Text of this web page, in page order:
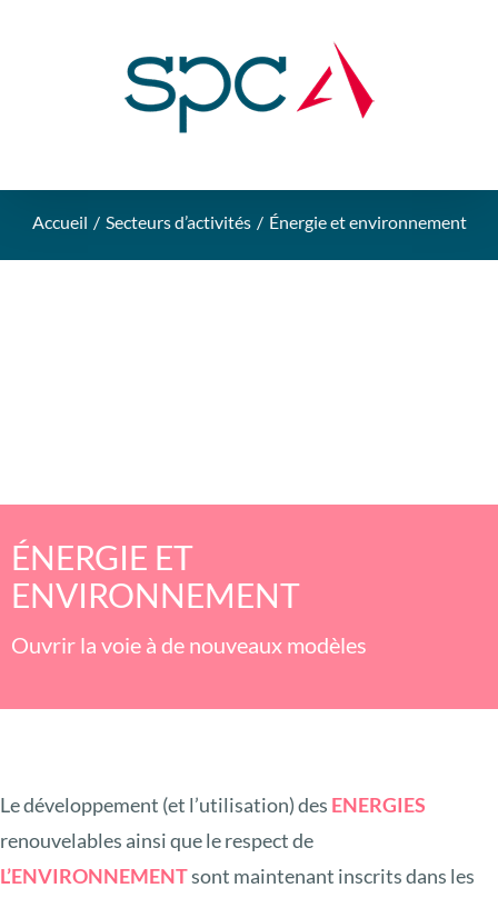
Accueil Secteurs d’activités Énergie et environnement
ÉNERGIE ET
ENVIRONNEMENT
Ouvrir la voie à de nouveaux modèles
Le développement (et l’utilisation) des ENERGIES
renouvelables ainsi que le respect de
L’ENVIRONNEMENTsont maintenant inscrits dans les